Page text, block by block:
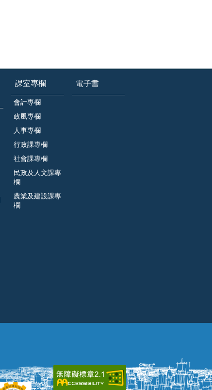
課室專欄
會計專欄
政風專欄
人事專欄
行政課專欄
社會課專欄
民政及人文課專
欄
農業及建設課專
欄
電子書